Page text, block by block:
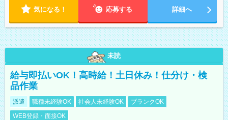
気になる！ 応募する 詳細へ
未読
給与即払いOK！高時給！土日休み！仕分け・検
品作業
派遣 職種未経験OK 社会人未経験OK
ブランクOK
WEB登録・面接OK